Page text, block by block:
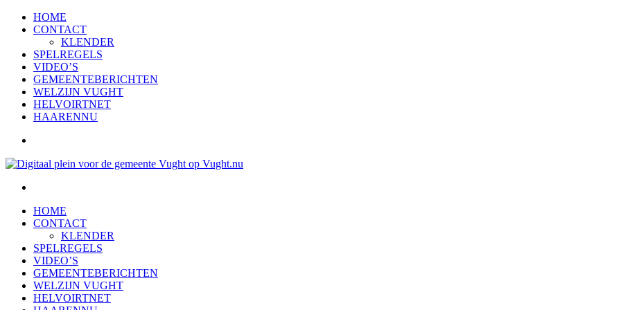
HOME
CONTACT
KLENDER
SPELREGELS
VIDEO’S
GEMEENTEBERICHTEN
WELZIJN VUGHT
HELVOIRTNET
HAARENNU
HOME
CONTACT
KLENDER
SPELREGELS
VIDEO’S
GEMEENTEBERICHTEN
WELZIJN VUGHT
HELVOIRTNET